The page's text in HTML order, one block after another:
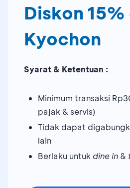
Diskon
Kyochon
Syarat & Ketentuan :
Minimum transaksi
pajak & servis)
Tidak dapat
lain
Berlaku untuk dine in &